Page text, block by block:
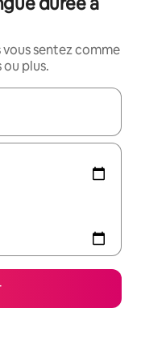
sentez comme
plus.
les flèches vers le